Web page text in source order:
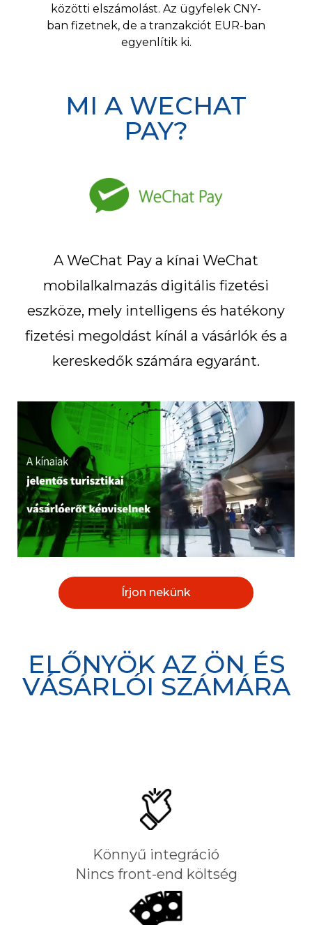
közötti elszámolást. Az ügyfelek CNY-
ban fizetnek, de a tranzakciót EUR-ban
egyenlítik ki.
MI A WECHAT
PAY?
A WeChat Pay a kínai WeChat
mobilalkalmazás digitális fizetési
eszköze, mely intelligens és hatékony
fizetési megoldást kínál a vásárlók és a
kereskedők számára egyaránt.
Írjon nekünk
ELŐNYÖK AZ ÖN ÉS
VÁSÁRLÓI SZÁMÁRA
Könnyű integráció
Nincs front-end költség